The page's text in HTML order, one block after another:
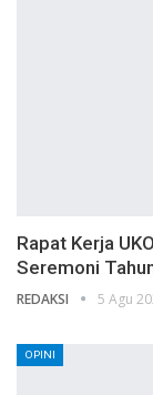
Rapat Kerja
Seremoni
REDAKSI 5 Agu
OPINI